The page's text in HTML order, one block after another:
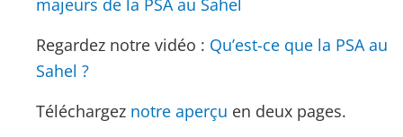
majeurs de la PSA au Sahel
Regardez notre vidéo : Qu’est-ce que la PSA au
Sahel ?
Téléchargez notre aperçu en deux pages.